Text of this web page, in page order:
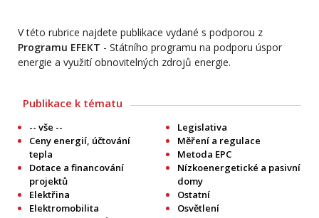
V této rubrice najdete publikace vydané s podporou z
Programu EFEKT - Státního programu na podporu úspor
energie a využití obnovitelných zdrojů energie.
Publikace k tématu
-- vše --
Ceny energií, účtování
tepla
Dotace a financování
projektů
Elektřina
Elektromobilita
Legislativa
Měření a regulace
Metoda EPC
Nízkoenergetické a pasivní
domy
Ostatní
Osvětlení